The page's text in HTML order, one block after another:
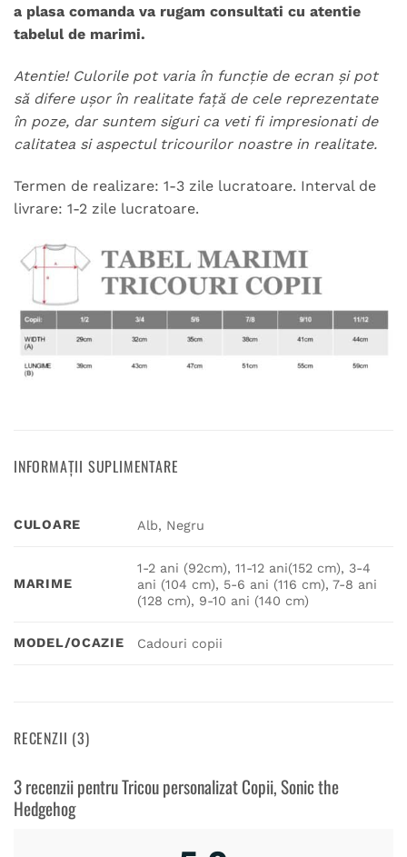
a plasa comanda va rugam consultati cu atentie
tabelul de marimi.
Atentie! Culorile pot varia în funcție de ecran și pot
să difere ușor în realitate față de cele reprezentate
în poze, dar suntem siguri ca veti fi impresionati de
calitatea si aspectul tricourilor noastre in realitate.
Termen de realizare: 1-3 zile lucratoare. Interval de
livrare: 1-2 zile lucratoare.
INFORMAȚII SUPLIMENTARE
CULOARE Alb, Negru
MARIME
1-2 ani (92cm), 11-12 ani(152 cm), 3-4
ani (104 cm), 5-6 ani (116 cm), 7-8 ani
(128 cm), 9-10 ani (140 cm)
MODEL/OCAZIE Cadouri copii
RECENZII (3)
3 recenzii pentruTricou personalizat Copii, Sonic the
Hedgehog